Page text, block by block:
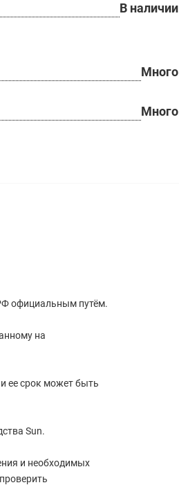
В наличии
Много
Много
РФ официальным путём.
на
ее срок может быть
Sun.
и необходимых